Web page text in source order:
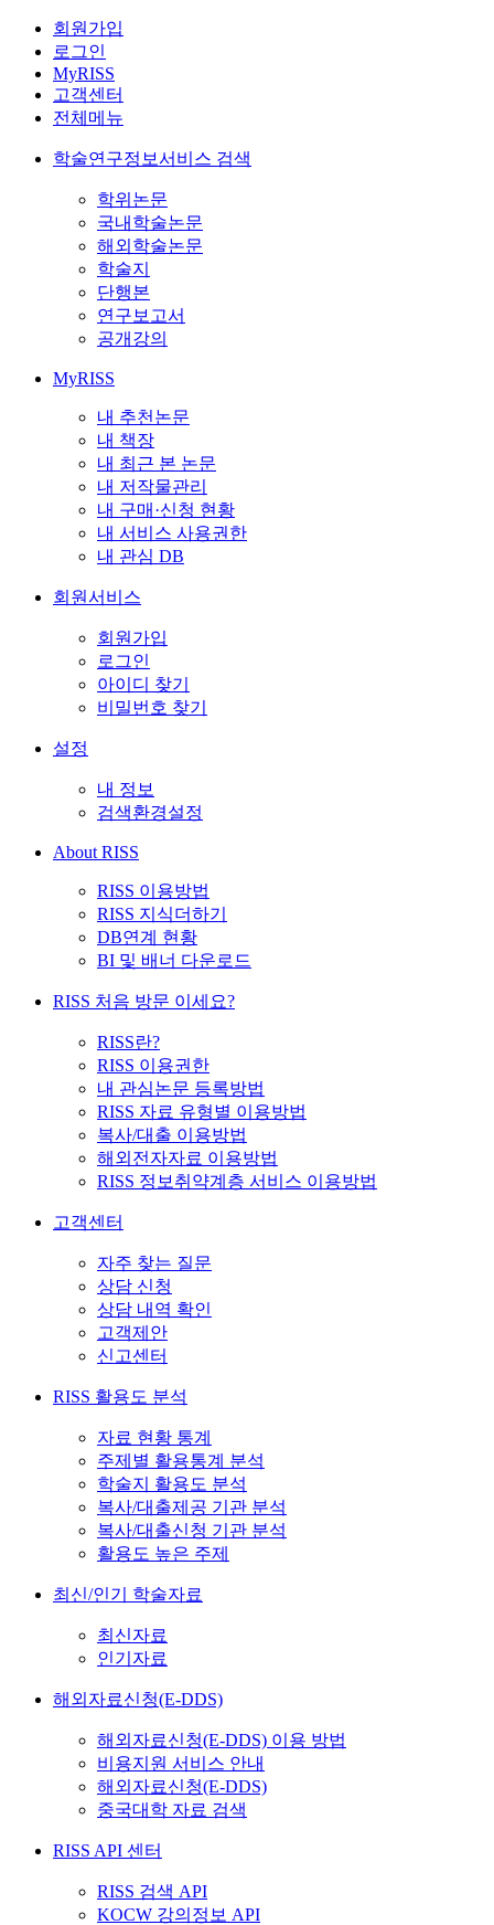
회원가입
로그인
MyRISS
고객센터
전체메뉴
학술연구정보서비스 검색
학위논문
국내학술논문
해외학술논문
학술지
단행본
연구보고서
공개강의
MyRISS
내 추천논문
내 책장
내 최근 본 논문
내 저작물관리
내 구매·신청 현황
내 서비스 사용권한
내 관심 DB
회원서비스
회원가입
로그인
아이디 찾기
비밀번호 찾기
설정
내 정보
검색환경설정
About RISS
RISS 이용방법
RISS 지식더하기
DB연계 현황
BI 및 배너 다운로드
RISS 처음 방문 이세요?
RISS란?
RISS 이용권한
내 관심논문 등록방법
RISS 자료 유형별 이용방법
복사/대출 이용방법
해외전자자료 이용방법
RISS 정보취약계층 서비스 이용방법
고객센터
자주 찾는 질문
상담 신청
상담 내역 확인
고객제안
신고센터
RISS 활용도 분석
자료 현황 통계
주제별 활용통계 분석
학술지 활용도 분석
복사/대출제공 기관 분석
복사/대출신청 기관 분석
활용도 높은 주제
최신/인기 학술자료
최신자료
인기자료
해외자료신청(E-DDS)
해외자료신청(E-DDS) 이용 방법
비용지원 서비스 안내
해외자료신청(E-DDS)
중국대학 자료 검색
RISS API 센터
RISS 검색 API
KOCW 강의정보 API